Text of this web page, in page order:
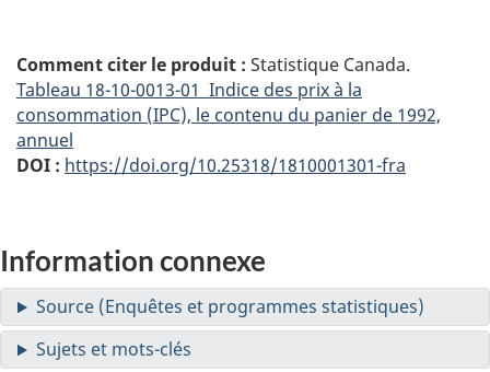
Comment citer le produit : Statistique Canada.
Tableau 18-10-0013-01 Indice des prix à la
consommation (IPC), le contenu du panier de 1992,
annuel
DOI : https://doi.org/10.25318/1810001301-fra
Information connexe